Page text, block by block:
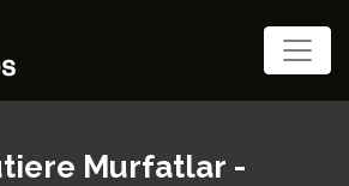
Murfatlar -